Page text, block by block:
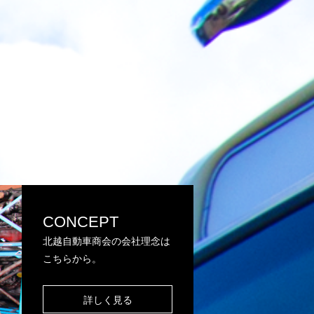
CONCEPT
北越自動車商会の会社理念は
こちらから。
詳しく見る